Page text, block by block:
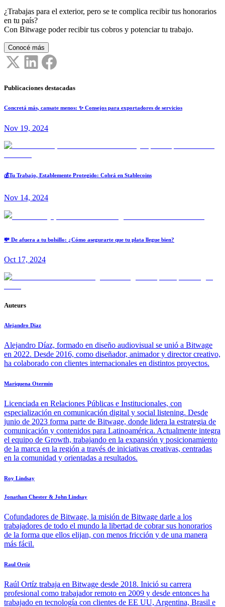
¿Trabajas para el exterior, pero se te complica recibir tus honorarios
en tu país?
Con Bitwage poder recibir tus cobros y potenciar tu trabajo.
Conocé más
Publicaciones destacadas
Concretá más, cansate menos: ✨ Consejos para exportadores de servicios
Nov 19, 2024
💰Tu Trabajo, Establemente Protegido: Cobrá en Stablecoins
Nov 14, 2024
💸 De afuera a tu bolsillo: ¿Cómo asegurarte que tu plata llegue bien?
Oct 17, 2024
Auteurs
Alejandro Diaz
Alejandro Díaz, formado en diseño audiovisual se unió a Bitwage
en 2022. Desde 2016, como diseñador, animador y director creativo,
ha colaborado con clientes internacionales en distintos proyectos.
Mariquena Otermin
Licenciada en Relaciones Públicas e Institucionales, con
especialización en comunicación digital y social listening. Desde
junio de 2023 forma parte de Bitwage, donde lidera la estrategia de
comunicación y contenidos para Latinoamérica. Actualmente integra
el equipo de Growth, trabajando en la expansión y posicionamiento
de la marca en la región a través de iniciativas creativas, centradas
en la comunidad y orientadas a resultados.
Roy Lindsay
Jonathan Chester & John Lindsay
Cofundadores de Bitwage, la misión de Bitwage darle a los
trabajadores de todo el mundo la libertad de cobrar sus honorarios
de la forma que ellos elijan, con menos fricción y de una manera
más fácil.
Raul Ortíz
Raúl Ortíz trabaja en Bitwage desde 2018. Inició su carrera
profesional como trabajador remoto en 2009 y desde entonces ha
trabajado en tecnología con clientes de EE UU, Argentina, Brasil e